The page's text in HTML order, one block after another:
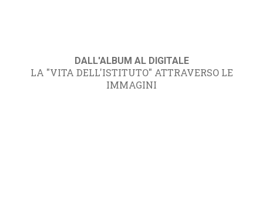
DALL'ALBUM AL DIGITALE
LA "VITA DELL'ISTITUTO" ATTRAVERSO LE
IMMAGINI